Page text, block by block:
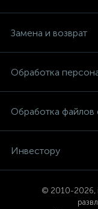
Замена и возврат
Обработка
Обработка файлов
Инвестору
© 2010-2026,